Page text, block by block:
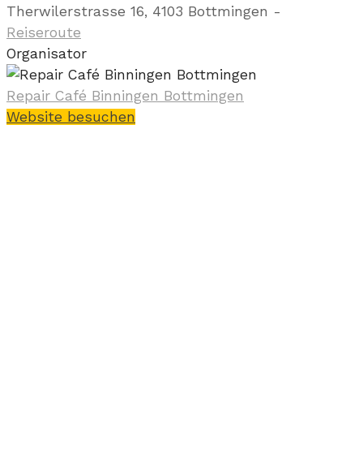
Therwilerstrasse 16, 4103 Bottmingen -
Reiseroute
Organisator
Repair Café Binningen Bottmingen
Website besuchen